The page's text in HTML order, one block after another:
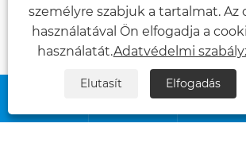

személyre szabjuk a tartalmat. Az
használatával Ön elfogadja a
használatát.Adatvédelmi
Elutasít Elfogadás